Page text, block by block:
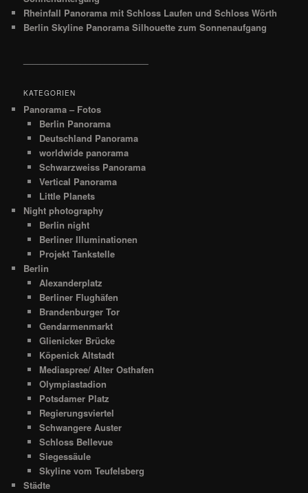
Rheinfall Panorama mit Schloss Laufen und Schloss Wörth
Berlin Skyline Panorama Silhouette zum Sonnenaufgang
KATEGORIEN
Panorama – Fotos
Berlin Panorama
Deutschland Panorama
worldwide panorama
Schwarzweiss Panorama
Vertical Panorama
Little Planets
Night photography
Berlin night
Berliner Illuminationen
Projekt Tankstelle
Berlin
Alexanderplatz
Berliner Flughäfen
Brandenburger Tor
Gendarmenmarkt
Glienicker Brücke
Köpenick Altstadt
Mediaspree/ Alter Osthafen
Olympiastadion
Potsdamer Platz
Regierungsviertel
Schwangere Auster
Schloss Bellevue
Siegessäule
Skyline vom Teufelsberg
Städte